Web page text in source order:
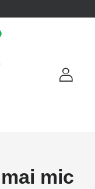
mic